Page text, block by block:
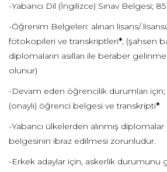
-Yabancı Dil (İngilizce) Sınav Belgesi;
-Öğrenim Belgeleri: alınan lisans/
fotokopileri ve transkriptleri*, (şahsen
diplomaların asılları ile beraber
olunur)
-Devam eden öğrencilik durumları
(onaylı) öğrenci belgesi ve transkripti*
-Yabancı ülkelerden alınmış
belgesinin ibraz edilmesi zorunludur.
-Erkek adaylar için, askerlik